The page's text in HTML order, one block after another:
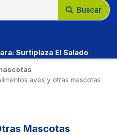
Buscar
Surtiplaza El Salado
aves y otras mascotas
Mascotas